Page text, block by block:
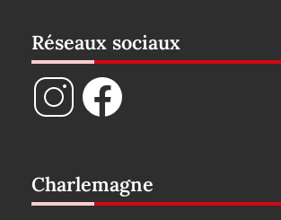
Réseaux sociaux
Charlemagne